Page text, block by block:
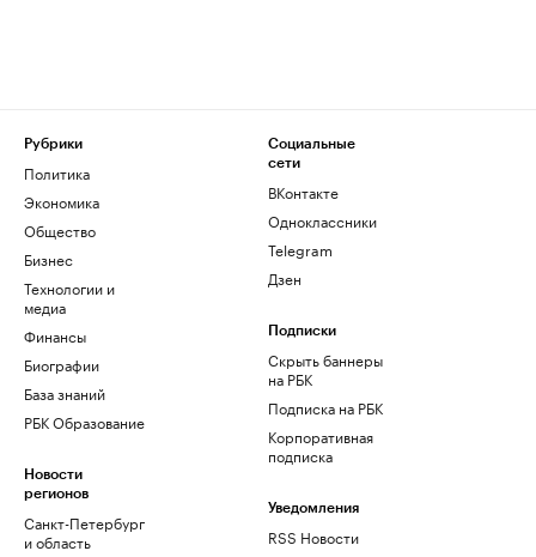
Рубрики
Политика
Экономика
Общество
Бизнес
Технологии и
медиа
Финансы
Биографии
База знаний
РБК Образование
Новости
регионов
Санкт-Петербург
и область
Социальные
сети
ВКонтакте
Одноклассники
Telegram
Дзен
Подписки
Скрыть баннеры
на РБК
Подписка на РБК
Корпоративная
подписка
Уведомления
RSS Новости